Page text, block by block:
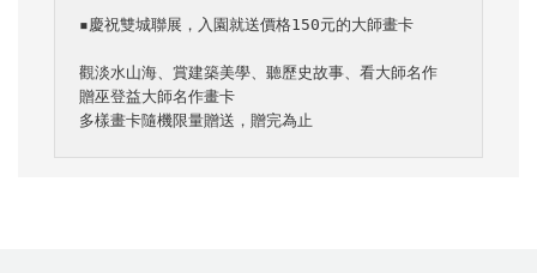
▪️慶祝雙城聯展，入園就送價格150元的大師畫卡
觀淡水山海、賞建築美學、聽歷史故事、看大師名作
贈巫登益大師名作畫卡
多樣畫卡隨機限量贈送，贈完為止